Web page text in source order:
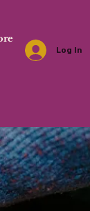
Log In